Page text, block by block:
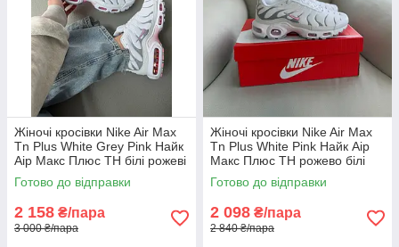
Жіночі кросівки Nike Air Max
Tn Plus White Grey Pink Найк
Аір Макс Плюс ТН білі рожеві
весна літо
Готово до відправки
2 158 ₴/пара
3 000 ₴/пара
Жіночі кросівки Nike Air Max
Tn Plus White Pink Найк Аір
Макс Плюс ТН рожево білі
текстиль весняні
Готово до відправки
2 098 ₴/пара
2 840 ₴/пара